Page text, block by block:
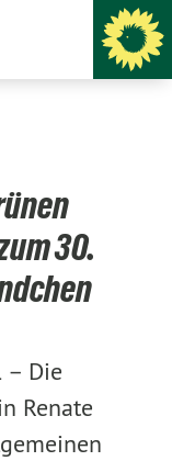
30.
– Die
Renate